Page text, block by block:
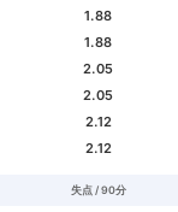
1.88
1.88
2.05
2.05
2.12
2.12
失点 / 90分